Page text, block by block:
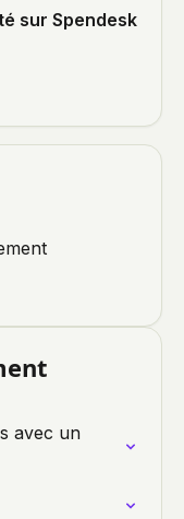
sur Spendesk
avec un